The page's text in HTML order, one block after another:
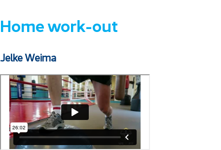
Home work-out
Jelke Weima